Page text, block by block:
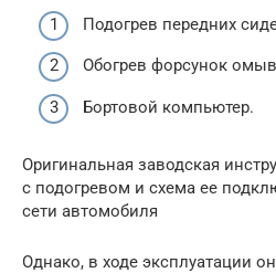
Подогрев передних
Обогрев форсунок
Бортовой компьютер.
Оригинальная заводская
с подогревом и схема ее
сети автомобиля
Однако, в ходе эксплуатации